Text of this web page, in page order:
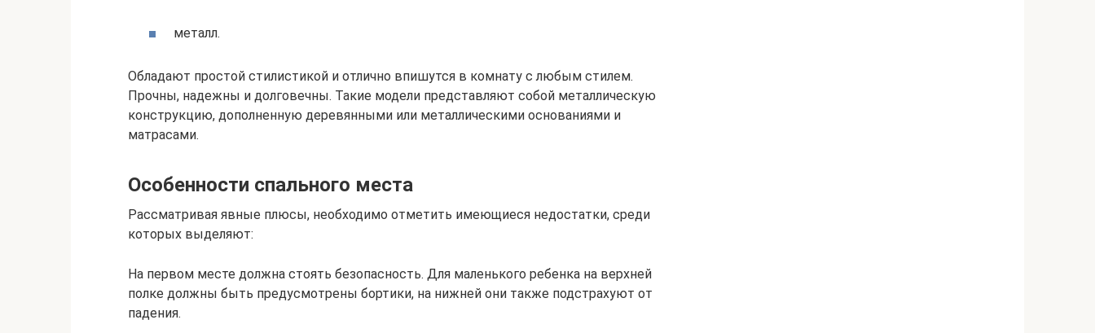
металл.
Обладают простой стилистикой и отлично впишутся в комнату с любым стилем.
Прочны, надежны и долговечны. Такие модели представляют собой металлическую
конструкцию, дополненную деревянными или металлическими основаниями и
матрасами.
Особенности спального места
Рассматривая явные плюсы, необходимо отметить имеющиеся недостатки, среди
которых выделяют:
На первом месте должна стоять безопасность. Для маленького ребенка на верхней
полке должны быть предусмотрены бортики, на нижней они также подстрахуют от
падения.